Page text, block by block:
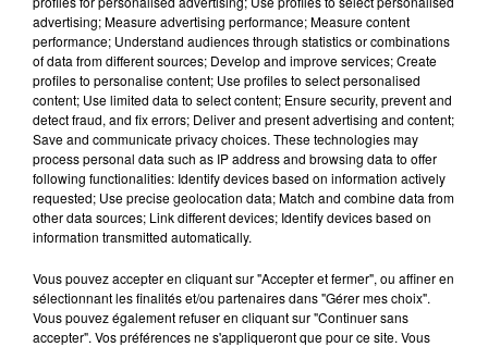
Fil actus
La version réécrite de « Beautiful Day »
interprétée lors des...
Weezer prépare la sortie de son nouvel
album en dévoilant une...
advertising; Measure advertising performance; Measure content
performance; Understand audiences through statistics or combinations
of data from different sources; Develop and improve services; Create
profiles to personalise content; Use profiles to select personalised
content; Use limited data to select content; Ensure security, prevent and
detect fraud, and fix errors; Deliver and present advertising and content;
Save and communicate privacy choices. These technologies may
process personal data such as IP address and browsing data to offer
following functionalities: Identify devices based on information actively
requested; Use precise geolocation data; Match and combine data from
other data sources; Link different devices; Identify devices based on
information transmitted automatically.
Vous pouvez accepter en cliquant sur "Accepter et fermer", ou affiner en
sélectionnant les finalités et/ou partenaires dans "Gérer mes choix".
Vous pouvez également refuser en cliquant sur "Continuer sans
accepter". Vos préférences ne s'appliqueront que pour ce site. Vous